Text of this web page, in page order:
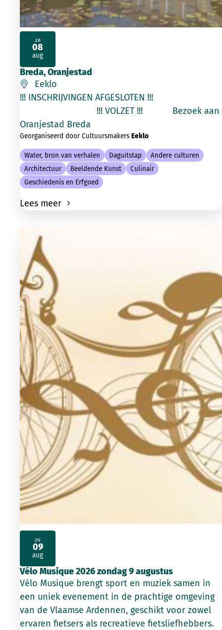
Breda, Oranjestad
Eeklo
!!! INSCHRIJVINGEN AFGESLOTEN !!!
!!! VOLZET !!! Bezoek aan
Oranjestad Breda
Georganiseerd door Cultuursmakers Eeklo
Water, bron van verhalen Daguitstap
Andere culturen
Architectuur
Beeldende Kunst
Culinair
Geschiedenis en Erfgoed
Lees meer
za
08
aug
2026
Vélo Musique 2026 zondag 9 augustus
Vélo Musique brengt sport en muziek samen in
een uniek evenement in de prachtige omgeving
van de Vlaamse Ardennen, geschikt voor zowel
ervaren fietsers als recreatieve fietsliefhebbers.
zo
09
aug
2026